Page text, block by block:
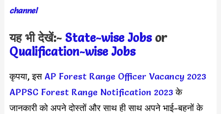
channel
यह भी देखें:- State-wise Jobs or
Qualification-wise Jobs
कृपया, इस AP Forest Range Officer Vacancy 2023
APPSC Forest Range Notification 2023के
जानकारी को अपने दोस्तों और साथ ही साथ अपने भाई-बहनों के